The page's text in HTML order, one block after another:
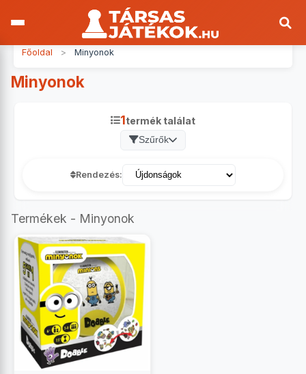
Főoldal > Minyonok
Minyonok
1termék találat
Szűrők
Rendezés:
Termékek - Minyonok